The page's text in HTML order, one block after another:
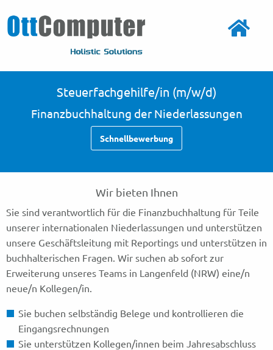
Steuerfachgehilfe/in (m/w/d)
Finanzbuchhaltung der Niederlassungen
Schnellbewerbung
Wir bieten Ihnen
Sie sind verantwortlich für die Finanzbuchhaltung für Teile
unserer internationalen Niederlassungen und unterstützen
unsere Geschäftsleitung mit Reportings und unterstützen in
buchhalterischen Fragen. Wir suchen ab sofort zur
Erweiterung unseres Teams in Langenfeld (NRW) eine/n
neue/n Kollegen/in.
Sie buchen selbständig Belege und kontrollieren die
Eingangsrechnungen
Sie unterstützen Kollegen/innen beim Jahresabschluss